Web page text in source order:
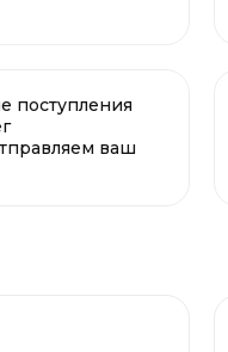
поступления
ваш